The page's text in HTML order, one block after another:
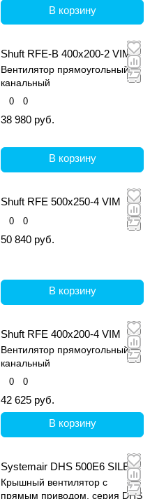
В корзину
Shuft RFE-B 400х200-2 VIM
Вентилятор прямоугольный
канальный
0 0
38 980 руб.
В корзину
Shuft RFE 500x250-4 VIM
0 0
50 840 руб.
В корзину
Shuft RFE 400х200-4 VIM
Вентилятор прямоугольный
канальный
0 0
42 625 руб.
В корзину
Systemair DHS 500E6 SILEO
Крышный вентилятор с
прямым приводом, серия DHS